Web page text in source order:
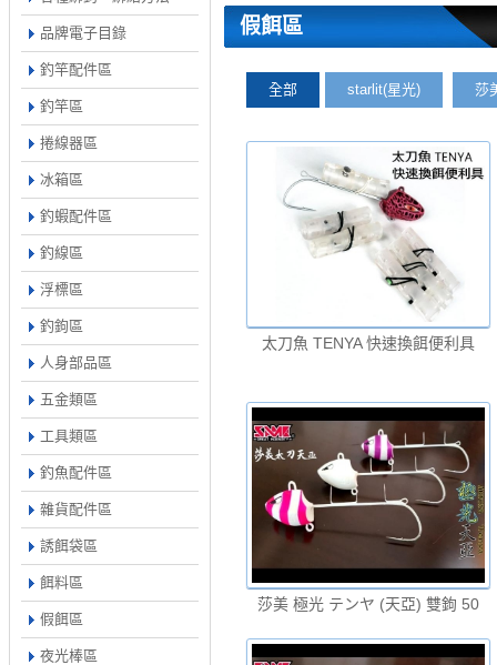
品牌電子目錄
釣竿配件區
釣竿區
捲線器區
冰箱區
釣蝦配件區
釣線區
浮標區
釣鉤區
人身部品區
五金類區
工具類區
釣魚配件區
雜貨配件區
誘餌袋區
餌料區
假餌區
夜光棒區
假餌區
全部 starlit(星光) 莎
太刀魚 TENYA 快速換餌便利具
莎美 極光 テンヤ (天亞) 雙鉤 50